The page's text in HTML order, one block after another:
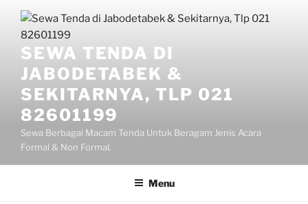
Lompat
konten
SEWA TENDA DI
JABODETABEK &
SEKITARNYA, TLP 021
82601199
Sewa Berbagai Macam Tenda Untuk Beragam Jenis Acara
Formal & Non Formal.
Menu